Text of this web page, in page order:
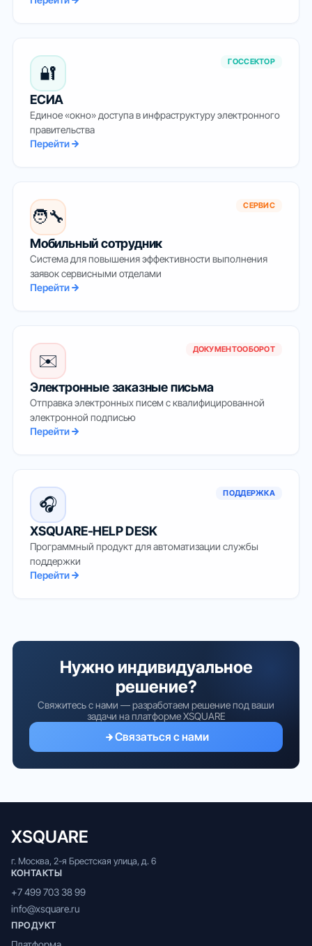
🔐
ГОССЕКТОР
ЕСИА
Единое «окно» доступа в инфраструктуру электронного
правительства
Перейти
🧑‍🔧
СЕРВИС
Мобильный сотрудник
Система для повышения эффективности выполнения
заявок сервисными отделами
Перейти
✉️
ДОКУМЕНТООБОРОТ
Электронные заказные письма
Отправка электронных писем с квалифицированной
электронной подписью
Перейти
🎧
ПОДДЕРЖКА
XSQUARE-HELP DESK
Программный продукт для автоматизации службы
поддержки
Перейти
Нужно индивидуальное
решение?
Свяжитесь с нами — разработаем решение под ваши
задачи на платформе XSQUARE
Связаться с нами
XSQUARE
г. Москва, 2-я Брестская улица, д. 6
КОНТАКТЫ
+7 499 703 38 99
info@xsquare.ru
ПРОДУКТ